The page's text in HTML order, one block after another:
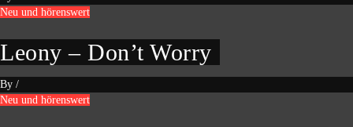
Neu und hörenswert
Leony – Don’t Worry
By /
Neu und hörenswert